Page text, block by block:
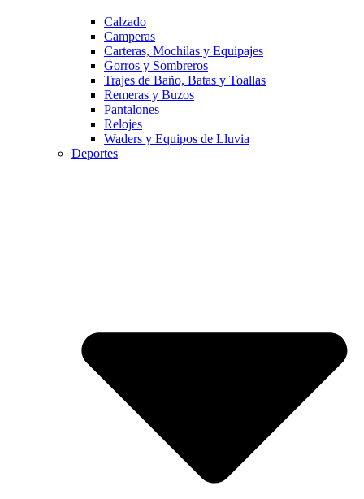
Calzado
Camperas
Carteras, Mochilas y Equipajes
Gorros y Sombreros
Trajes de Baño, Batas y Toallas
Remeras y Buzos
Pantalones
Relojes
Waders y Equipos de Lluvia
Deportes